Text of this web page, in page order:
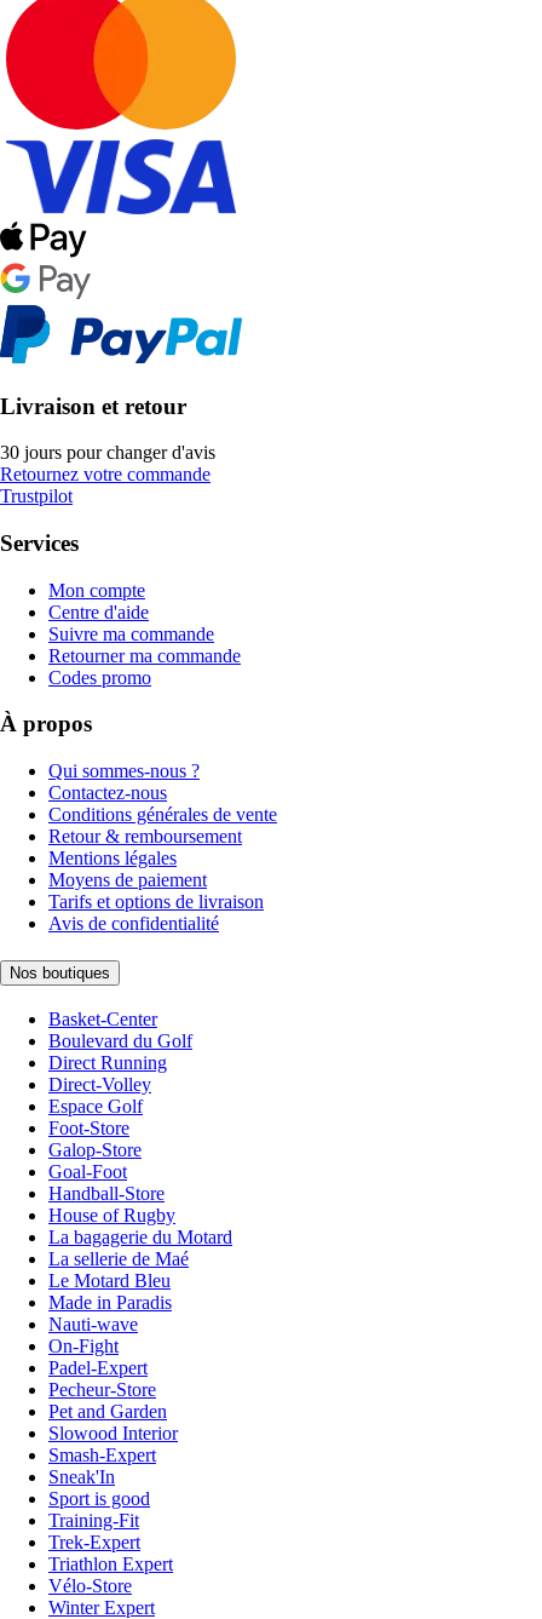
Livraison et retour
30 jours pour changer d'avis
Retournez votre commande
Trustpilot
Services
Mon compte
Centre d'aide
Suivre ma commande
Retourner ma commande
Codes promo
À propos
Qui sommes-nous ?
Contactez-nous
Conditions générales de vente
Retour & remboursement
Mentions légales
Moyens de paiement
Tarifs et options de livraison
Avis de confidentialité
Nos boutiques
Basket-Center
Boulevard du Golf
Direct Running
Direct-Volley
Espace Golf
Foot-Store
Galop-Store
Goal-Foot
Handball-Store
House of Rugby
La bagagerie du Motard
La sellerie de Maé
Le Motard Bleu
Made in Paradis
Nauti-wave
On-Fight
Padel-Expert
Pecheur-Store
Pet and Garden
Slowood Interior
Smash-Expert
Sneak'In
Sport is good
Training-Fit
Trek-Expert
Triathlon Expert
Vélo-Store
Winter Expert